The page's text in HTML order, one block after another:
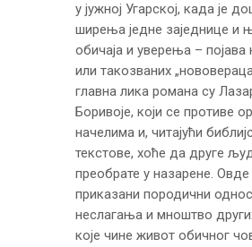
у јужној Угарској, када је
ширења једне заједнице и
обичаја и уверења – појава
или такозваних
главна лика романа су
Боривоје, који се противе
начелима и, читајући
текстове, хоће да друге
преобрате у назарене. Овде
приказани породични
неслагања и мноштво
које чине живот обичног